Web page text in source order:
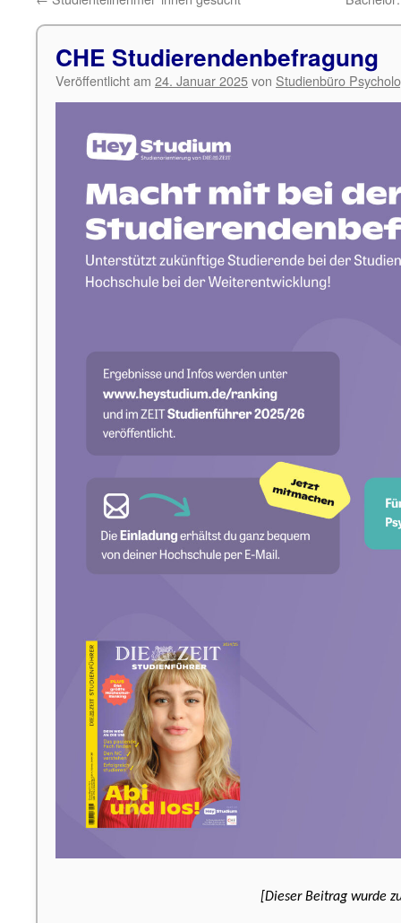
CHE Studierendenbefragung
Veröffentlicht am 24. Januar 2025von Studienbüro
[Dieser Beitrag wurde